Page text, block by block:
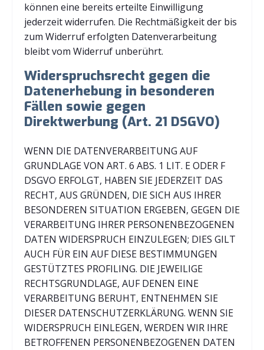
können eine bereits erteilte Einwilligung
jederzeit widerrufen. Die Rechtmäßigkeit der bis
zum Widerruf erfolgten Datenverarbeitung
bleibt vom Widerruf unberührt.
Widerspruchsrecht gegen die
Datenerhebung in besonderen
Fällen sowie gegen
Direktwerbung (Art. 21 DSGVO)
WENN DIE DATENVERARBEITUNG AUF
GRUNDLAGE VON ART. 6 ABS. 1 LIT. E ODER F
DSGVO ERFOLGT, HABEN SIE JEDERZEIT DAS
RECHT, AUS GRÜNDEN, DIE SICH AUS IHRER
BESONDEREN SITUATION ERGEBEN, GEGEN DIE
VERARBEITUNG IHRER PERSONENBEZOGENEN
DATEN WIDERSPRUCH EINZULEGEN; DIES GILT
AUCH FÜR EIN AUF DIESE BESTIMMUNGEN
GESTÜTZTES PROFILING. DIE JEWEILIGE
RECHTSGRUNDLAGE, AUF DENEN EINE
VERARBEITUNG BERUHT, ENTNEHMEN SIE
DIESER DATENSCHUTZERKLÄRUNG. WENN SIE
WIDERSPRUCH EINLEGEN, WERDEN WIR IHRE
BETROFFENEN PERSONENBEZOGENEN DATEN